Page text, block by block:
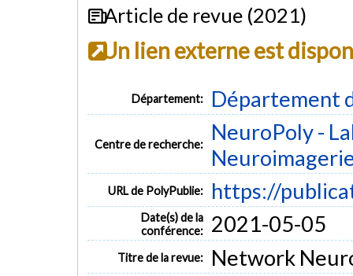
Article de revue (2021)
Un lien externe est
Département: Département
Centre de recherche:
NeuroPoly -
URL de PolyPublie: https://
Date(s) de la
conférence:
2021-05-05
Titre de la revue: Network